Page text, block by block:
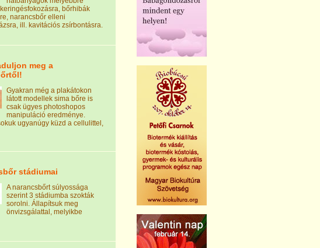
bőrhibák
narancsbőr elleni
ill. kavitációs zsírbontásra.
meg a
Gyakran még a plakátokon
látott modellek sima bőre is
csak ügyes photoshopos
manipuláció eredménye.
ugyanúgy küzd a cellulittel,
stádiumai
A narancsbőrt súlyossága
szerint 3 stádiumba szokták
sorolni. Állapítsuk meg
önvizsgálattal, melyikbe